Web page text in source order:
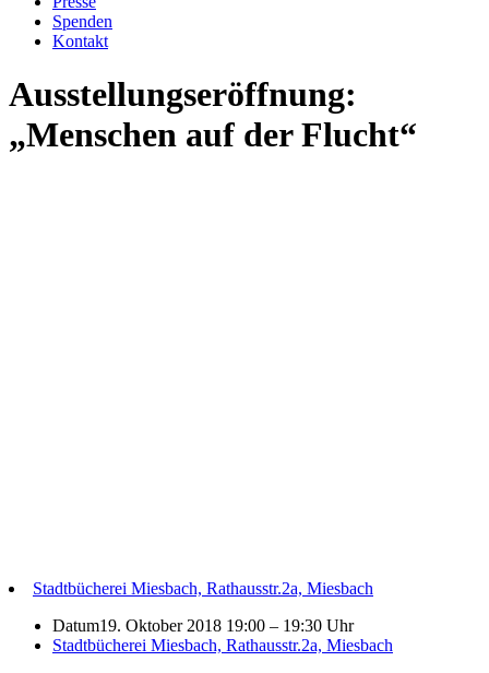
Spenden
Kontakt
Ausstellungseröffnung:
„Menschen auf der Flucht“
Stadtbücherei Miesbach, Rathausstr.2a, Miesbach
Datum19. Oktober 2018 19:00 – 19:30 Uhr
Stadtbücherei Miesbach, Rathausstr.2a, Miesbach